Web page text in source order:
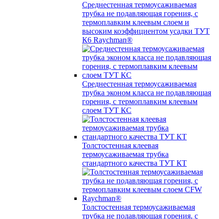
Среднестенная термоусаживаемая
трубка не подавляющая горения, с
термоплавким клеевым слоем и
высоким коэффициентом усадки ТУТ
К6 Raychman®
Среднестенная термоусаживаемая
трубка эконом класса не подавляющая
горения, с термоплавким клеевым
слоем ТУТ КС
Толстостенная клеевая
термоусаживаемая трубка
стандартного качества ТУТ КТ
Толстостенная термоусаживаемая
трубка не подавляющая горения, с